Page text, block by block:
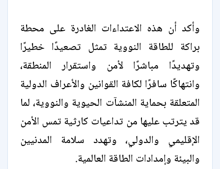
وأكد أن هذه الاعتداءات الغادرة على محطة
براكة للطاقة النووية تمثل تصعيدًا خطيرًا
وتهديدًا مباشرًا لأمن واستقرار المنطقة،
وانتهاكًا سافرًا لكافة القوانين والأعراف الدولية
المتعلقة بحماية المنشآت الحيوية والنووية، لما
قد يترتب عليها من تداعيات كارثية تمس الأمن
الإقليمي والدولي، وتهدد سلامة المدنيين
والبيئة وإمدادات الطاقة العالمية.